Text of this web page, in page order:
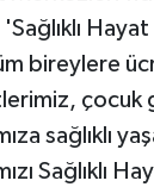
'Sağlıklı
bireylere
çocuk
sağlıklı
Sağlıklı